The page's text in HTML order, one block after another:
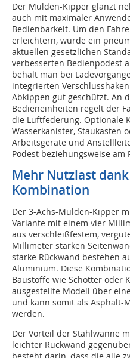
Der Mulden-Kipper glänzt
auch mit maximaler
Bedienbarkeit. Um den
erleichtern, wurde ein
aktuellen gesetzlichen
verbesserten Bedienpodest
behält man bei
integrierten
Abkippen gut geschützt. An
Bedieneinheiten regelt der
die Luftfederung. Optionale
Wasserkanister, Staukasten
Arbeitsgeräte und
Podest beziehungsweise am
Mehr Nutzlast
Kombination
Der 3-Achs-Mulden-Kipper
Variante mit einem vier
aus verschleißfestem,
Millimeter starken
starke Rückwand bestehen
Aluminium. Diese
Baustoffe wie Schotter oder
ausgestellte Modell über
und kann somit als Asphalt-
werden.
Der Vorteil der Stahlwanne
leichter Rückwand